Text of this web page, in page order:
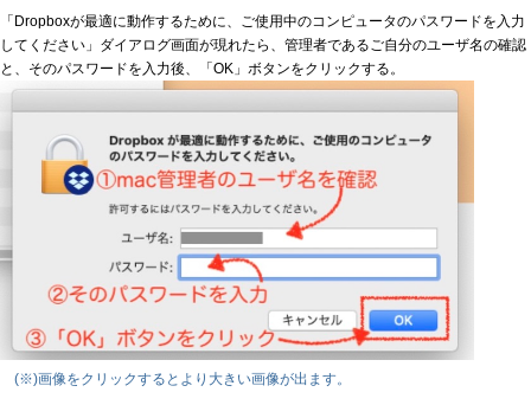
「Dropboxが最適に動作するために、ご使用中のコンピュータのパスワードを入力
してください」ダイアログ画面が現れたら、管理者であるご自分のユーザ名の確認
と、そのパスワードを入力後、「OK」ボタンをクリックする。
(※)画像をクリックするとより大きい画像が出ます。